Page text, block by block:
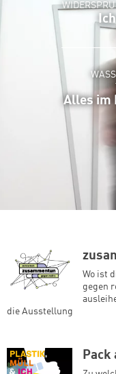
Alles im
Wo ist
gegen
die Ausstellung